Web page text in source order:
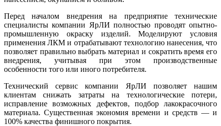
Перед началом внедрения на предприятие технические
специалисты компании ЯрЛИ полностью проводят опытно-
промышленную окраску изделий. Моделируют условия
применения ЛКМ и отрабатывают технологию нанесения, что
позволяет правильно выбрать материал и сократить время его
внедрения, учитывая при этом производственные
особенности того или иного потребителя.
Технический сервис компании ЯрЛИ позволяет нашим
клиентам снижать затраты на технологические потери,
исправление возможных дефектов, подбор лакокрасочного
материала. Существенная экономия времени и средств — и
100% качества финишного покрытия.